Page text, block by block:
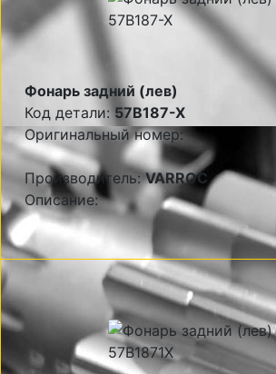
Фонарь задний (лев)
Код детали: 57B187-X
Оригинальный номер:
Производитель:VARROC
Описание: